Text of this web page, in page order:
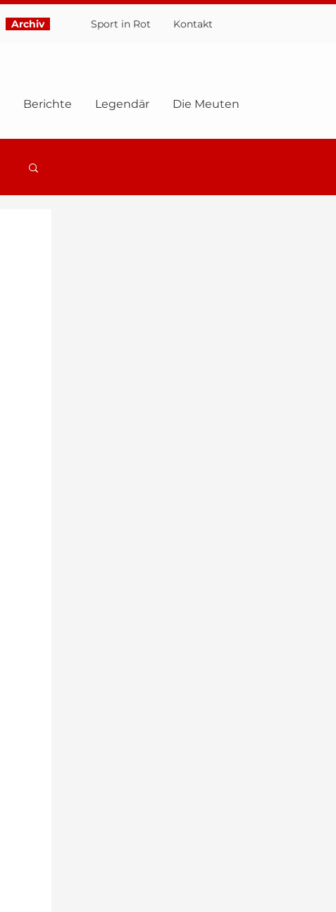
Archiv Sport in Rot Kontakt
Berichte Legendär Die Meuten